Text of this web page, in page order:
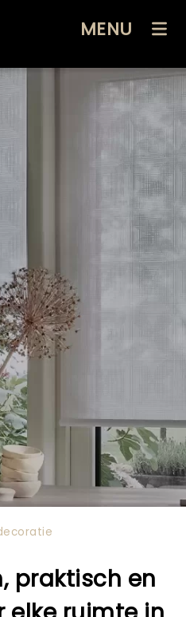
MENU
praktisch en